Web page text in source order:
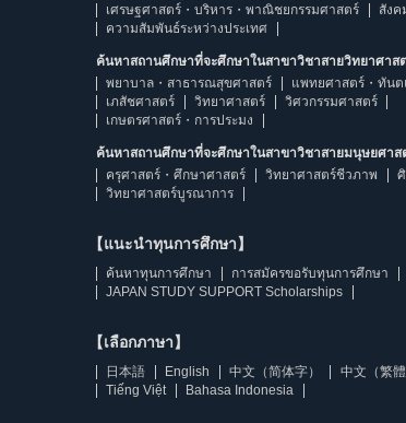
เศรษฐศาสตร์・บริหาร・พาณิชยกรรมศาสตร์
สังค
ความสัมพันธ์ระหว่างประเทศ
ค้นหาสถานศึกษาที่จะศึกษาในสาขาวิชาสายวิทยาศาส
พยาบาล・สาธารณสุขศาสตร์
แพทยศาสตร์・ทัน
เภสัชศาสตร์
วิทยาศาสตร์
วิศวกรรมศาสตร์
เกษตรศาสตร์・การประมง
ค้นหาสถานศึกษาที่จะศึกษาในสาขาวิชาสายมนุษยศาส
ครุศาสตร์・ศึกษาศาสตร์
วิทยาศาสตร์ชีวภาพ
วิทยาศาสตร์บูรณาการ
【แนะนำทุนการศึกษา】
ค้นหาทุนการศึกษา
การสมัครขอรับทุนการศึกษา
JAPAN STUDY SUPPORT Scholarships
【เลือกภาษา】
日本語 English 中文（简体字） 中文（繁體
Tiếng Việt
Bahasa Indonesia